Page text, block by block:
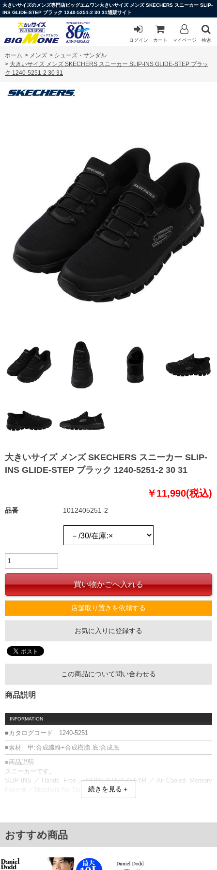
大きいサイズのメンズ専門店ビッグエムワン大きいサイズ メンズ SKECHERS スニーカー SLIP-
INS GLIDE-STEP ブラック 1240-5251-2 30 31通販サイト
ログイン カート マイページ 検索
ホーム > メンズ > シューズ・サンダル
> 大きいサイズ メンズ SKECHERS スニーカー SLIP-INS GLIDE-STEP ブラッ
ク 1240-5251-2 30 31
大きいサイズ メンズ SKECHERS スニーカー SLIP-
INS GLIDE-STEP ブラック 1240-5251-2 30 31
￥11,990(税込)
品番 1012405251-2
店舗取り置きを依頼する
お気に入りに登録する
この商品について問い合わせる
商品説明
INFORMATION
■カタログコード 1240-5251
■素材 甲:合成繊維+合成樹脂 底:合成底
■商品説明
スニーカーです。
SLIP-INS／Hands Free／GLIDE-STEP-ZEFYR／Air-Cooled Memory
Foam〓／Skechers No Tie Fit〓
30/30/11.3
31/31/11.5
単位はcm
返品交換希望の方は、商品到着後1週間以内にご連絡ください。
続きを見る＋
おすすめ商品